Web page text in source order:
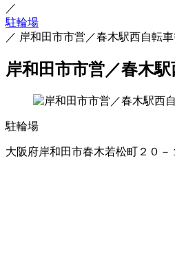
／
駐輪場
／ 岸和田市市営／春木駅西自転
岸和田市市営／春木
駐輪場
大阪府岸和田市春木若松町２０－